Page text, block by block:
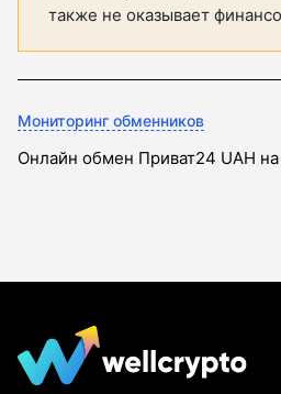
также не оказывает
Мониторинг обменников
Онлайн обмен Приват24 UAH на